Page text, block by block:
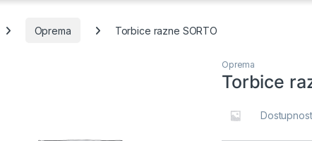
Oprema Torbice razne SORTO
Oprema
Torbice